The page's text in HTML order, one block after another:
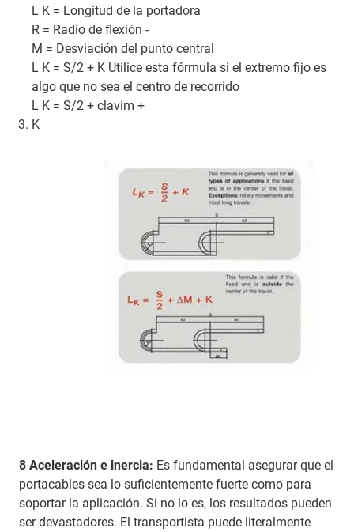
L K = Longitud de la portadora
R = Radio de flexión -
M = Desviación del punto central
L K = S/2 + K Utilice esta fórmula si el extremo fijo es
algo que no sea el centro de recorrido
L K = S/2 + clavim +
K
8 Aceleración e inercia: Es fundamental asegurar que el
portacables sea lo suficientemente fuerte como para
soportar la aplicación. Si no lo es, los resultados pueden
ser devastadores. El transportista puede literalmente